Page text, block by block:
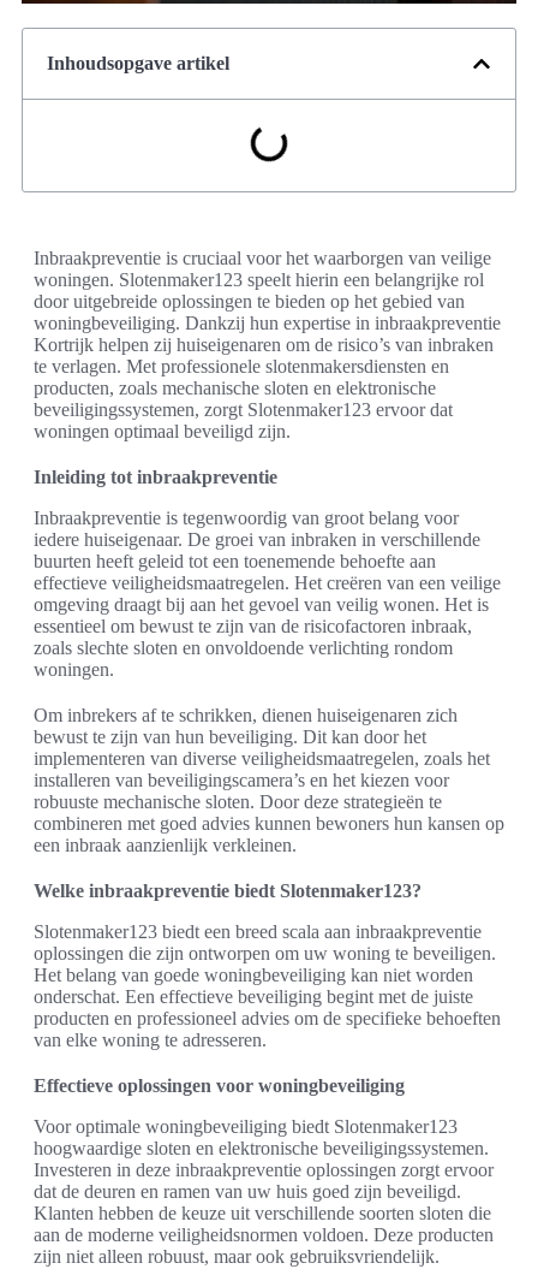
Inhoudsopgave artikel
Inbraakpreventie is cruciaal voor het waarborgen van veilige
woningen. Slotenmaker123 speelt hierin een belangrijke rol
door uitgebreide oplossingen te bieden op het gebied van
woningbeveiliging. Dankzij hun expertise in inbraakpreventie
Kortrijk helpen zij huiseigenaren om de risico’s van inbraken
te verlagen. Met professionele slotenmakersdiensten en
producten, zoals mechanische sloten en elektronische
beveiligingssystemen, zorgt Slotenmaker123 ervoor dat
woningen optimaal beveiligd zijn.
Inleiding tot inbraakpreventie
Inbraakpreventie is tegenwoordig van groot belang voor
iedere huiseigenaar. De groei van inbraken in verschillende
buurten heeft geleid tot een toenemende behoefte aan
effectieve veiligheidsmaatregelen. Het creëren van een veilige
omgeving draagt bij aan het gevoel van veilig wonen. Het is
essentieel om bewust te zijn van de risicofactoren inbraak,
zoals slechte sloten en onvoldoende verlichting rondom
woningen.
Om inbrekers af te schrikken, dienen huiseigenaren zich
bewust te zijn van hun beveiliging. Dit kan door het
implementeren van diverse veiligheidsmaatregelen, zoals het
installeren van beveiligingscamera’s en het kiezen voor
robuuste mechanische sloten. Door deze strategieën te
combineren met goed advies kunnen bewoners hun kansen op
een inbraak aanzienlijk verkleinen.
Welke inbraakpreventie biedt Slotenmaker123?
Slotenmaker123 biedt een breed scala aan inbraakpreventie
oplossingen die zijn ontworpen om uw woning te beveiligen.
Het belang van goede woningbeveiliging kan niet worden
onderschat. Een effectieve beveiliging begint met de juiste
producten en professioneel advies om de specifieke behoeften
van elke woning te adresseren.
Effectieve oplossingen voor woningbeveiliging
Voor optimale woningbeveiliging biedt Slotenmaker123
hoogwaardige sloten en elektronische beveiligingssystemen.
Investeren in deze inbraakpreventie oplossingen zorgt ervoor
dat de deuren en ramen van uw huis goed zijn beveiligd.
Klanten hebben de keuze uit verschillende soorten sloten die
aan de moderne veiligheidsnormen voldoen. Deze producten
zijn niet alleen robuust, maar ook gebruiksvriendelijk.